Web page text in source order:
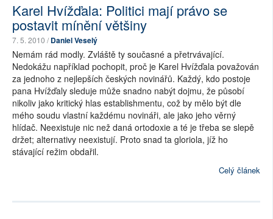
Karel Hvížďala: Politici mají právo se
postavit mínění většiny
7. 5. 2010 /Daniel Veselý
Nemám rád modly. Zvláště ty současné a přetrvávající.
Nedokážu například pochopit, proč je Karel Hvížďala považován
za jednoho z nejlepších českých novinářů. Každý, kdo postoje
pana Hvížďaly sleduje může snadno nabýt dojmu, že působí
nikoliv jako kritický hlas establishmentu, což by mělo být dle
mého soudu vlastní každému novináři, ale jako jeho věrný
hlídač. Neexistuje nic než daná ortodoxie a té je třeba se slepě
držet; alternativy neexistují. Proto snad ta gloriola, jíž ho
stávající režim obdařil.
Celý článek